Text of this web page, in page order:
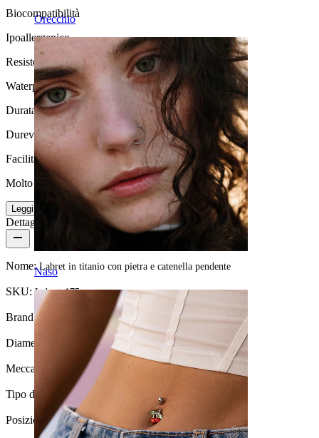
Orecchio
Naso
Biocompatibilità
Ipoallergenico
Resistenza all'acqua
Waterproof
Durata
Durevole
Facilità d'uso
Molto facile
Leggi di più
Dettagli del prodotto
Nome:Labret in titanio con pietra e catenella pendente
SKU:Labret-175
Brand:
Diametro del filo: 1,2 mm
Meccanismo di chiusura: Filettatura interna
Tipo di gioiello: Labret, Flatback
Posizione: Conch